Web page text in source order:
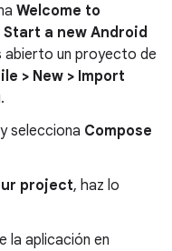
Welcome to
Start a new Android
abierto un proyecto de
> New > Import
y selecciona Compose
project, haz lo
la aplicación en